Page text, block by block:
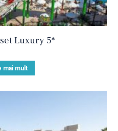
Luxury 5*
mai mult